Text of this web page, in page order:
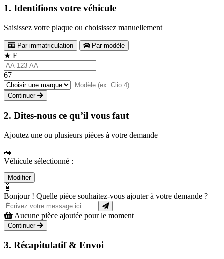
1. Identifions votre véhicule
Saisissez votre plaque ou choisissez manuellement
Par immatriculation Par modèle
★ F
67
Continuer
2. Dites-nous ce qu’il vous faut
Ajoutez une ou plusieurs pièces à votre demande
🚗
Véhicule sélectionné :
Modifier
🤖
Bonjour ! Quelle pièce souhaitez-vous ajouter à votre demande ?
Aucune pièce ajoutée pour le moment
Continuer
3. Récapitulatif & Envoi